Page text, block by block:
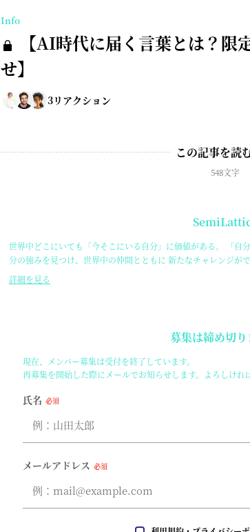
Info
【AI時代に届く言葉とは？限
せ】
3リアクション
この記事を読
548文字
世界中どこにいても「今そこにいる自分」に価値がある。 「自
分の強みを見つけ、世界中の仲間とともに 新たなチャレンジが
詳細を見る
募集は締め切
現在、メンバー募集は受付を終了しています。
再募集を開始した際にメールでお知らせします。よろしけれ
氏名 必須
メールアドレス 必須